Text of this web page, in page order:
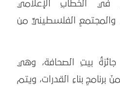
في الخطابِ الإعلامي
والمجتمعِ الفلسطينيِّ من
جائزةُ بيتِ الصحافة، وهي
برنامجِ بناءِ القدرات، ويتم